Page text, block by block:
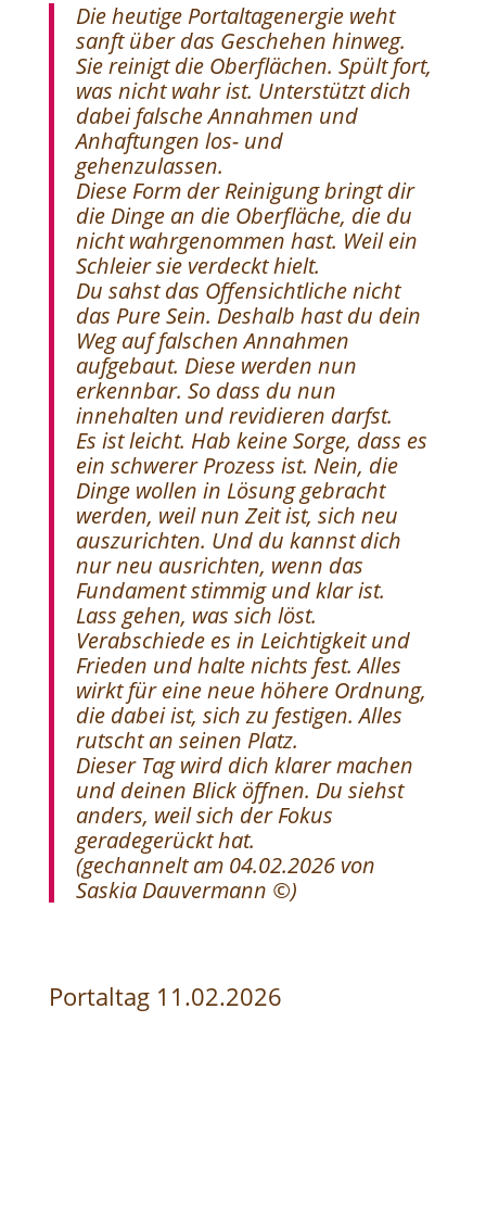
Die heutige Portaltagenergie weht
sanft über das Geschehen hinweg.
Sie reinigt die Oberflächen. Spült fort,
was nicht wahr ist. Unterstützt dich
dabei falsche Annahmen und
Anhaftungen los- und
gehenzulassen.
Diese Form der Reinigung bringt dir
die Dinge an die Oberfläche, die du
nicht wahrgenommen hast. Weil ein
Schleier sie verdeckt hielt.
Du sahst das Offensichtliche nicht
das Pure Sein. Deshalb hast du dein
Weg auf falschen Annahmen
aufgebaut. Diese werden nun
erkennbar. So dass du nun
innehalten und revidieren darfst.
Es ist leicht. Hab keine Sorge, dass es
ein schwerer Prozess ist. Nein, die
Dinge wollen in Lösung gebracht
werden, weil nun Zeit ist, sich neu
auszurichten. Und du kannst dich
nur neu ausrichten, wenn das
Fundament stimmig und klar ist.
Lass gehen, was sich löst.
Verabschiede es in Leichtigkeit und
Frieden und halte nichts fest. Alles
wirkt für eine neue höhere Ordnung,
die dabei ist, sich zu festigen. Alles
rutscht an seinen Platz.
Dieser Tag wird dich klarer machen
und deinen Blick öffnen. Du siehst
anders, weil sich der Fokus
geradegerückt hat.
(gechannelt am 04.02.2026 von
Saskia Dauvermann ©)
Portaltag 11.02.2026